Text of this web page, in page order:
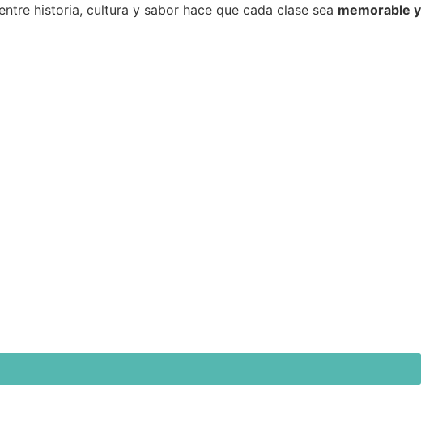
historia, cultura y sabor hace que cada clase sea memorable y